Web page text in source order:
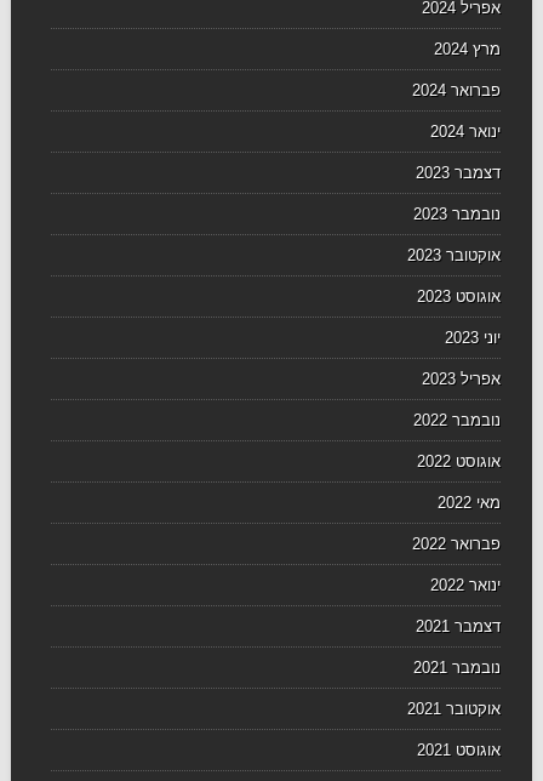
אפריל 2024
מרץ 2024
פברואר 2024
ינואר 2024
דצמבר 2023
נובמבר 2023
אוקטובר 2023
אוגוסט 2023
יוני 2023
אפריל 2023
נובמבר 2022
אוגוסט 2022
מאי 2022
פברואר 2022
ינואר 2022
דצמבר 2021
נובמבר 2021
אוקטובר 2021
אוגוסט 2021